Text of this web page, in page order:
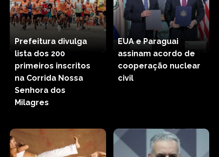
Prefeitura divulga
lista dos 200
primeiros inscritos
na Corrida Nossa
Senhora dos
Milagres
EUA e Paraguai
assinam acordo de
cooperação nuclear
civil